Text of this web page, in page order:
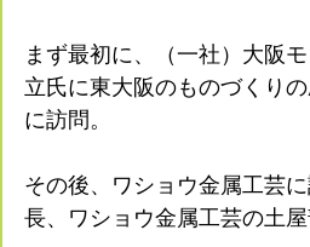
まず最初に、（一社）大阪
立氏に東大阪のものづくり
に訪問。
その後、ワショウ金属工芸
長、ワショウ金属工芸の土